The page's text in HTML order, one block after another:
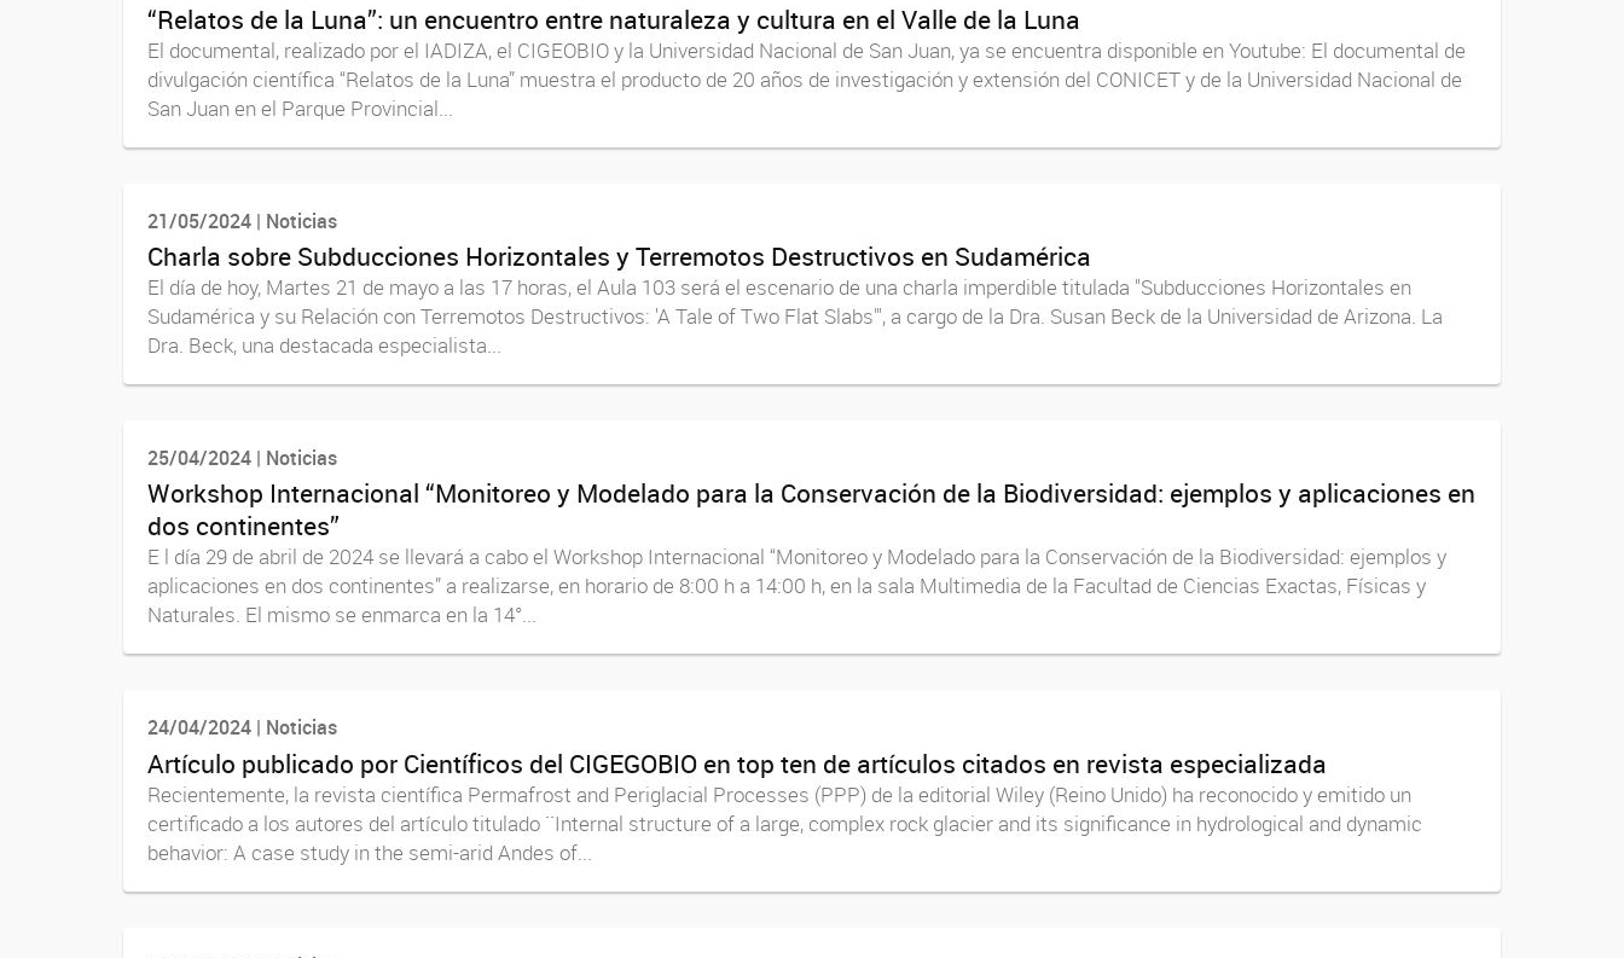
“Relatos de la Luna”: un encuentro entre naturaleza y cultura en el Valle de la Luna
El documental, realizado por el IADIZA, el CIGEOBIO y la Universidad Nacional de San Juan, ya se encuentra disponible en Youtube: El documental de
divulgación científica “Relatos de la Luna” muestra el producto de 20 años de investigación y extensión del CONICET y de la Universidad Nacional de
San Juan en el Parque Provincial...
21/05/2024 | Noticias
Charla sobre Subducciones Horizontales y Terremotos Destructivos en Sudamérica
El día de hoy, Martes 21 de mayo a las 17 horas, el Aula 103 será el escenario de una charla imperdible titulada "Subducciones Horizontales en
Sudamérica y su Relación con Terremotos Destructivos: 'A Tale of Two Flat Slabs'", a cargo de la Dra. Susan Beck de la Universidad de Arizona. La
Dra. Beck, una destacada especialista...
25/04/2024 | Noticias
Workshop Internacional “Monitoreo y Modelado para la Conservación de la Biodiversidad: ejemplos y aplicaciones en
dos continentes”
E l día 29 de abril de 2024 se llevará a cabo el Workshop Internacional “Monitoreo y Modelado para la Conservación de la Biodiversidad: ejemplos y
aplicaciones en dos continentes” a realizarse, en horario de 8:00 h a 14:00 h, en la sala Multimedia de la Facultad de Ciencias Exactas, Físicas y
Naturales. El mismo se enmarca en la 14°...
24/04/2024 | Noticias
Artículo publicado por Científicos del CIGEGOBIO en top ten de artículos citados en revista especializada
Recientemente, la revista científica Permafrost and Periglacial Processes (PPP) de la editorial Wiley (Reino Unido) ha reconocido y emitido un
certificado a los autores del artículo titulado ¨Internal structure of a large, complex rock glacier and its significance in hydrological and dynamic
behavior: A case study in the semi-arid Andes of...